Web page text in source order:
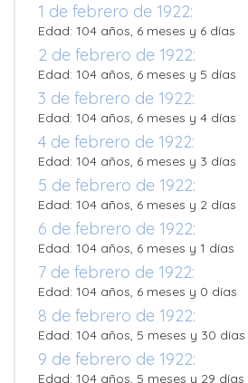
1 de febrero de 1922:
Edad: 104 años, 6 meses y 6 días
2 de febrero de 1922:
Edad: 104 años, 6 meses y 5 días
3 de febrero de 1922:
Edad: 104 años, 6 meses y 4 días
4 de febrero de 1922:
Edad: 104 años, 6 meses y 3 días
5 de febrero de 1922:
Edad: 104 años, 6 meses y 2 días
6 de febrero de 1922:
Edad: 104 años, 6 meses y 1 días
7 de febrero de 1922:
Edad: 104 años, 6 meses y 0 días
8 de febrero de 1922:
Edad: 104 años, 5 meses y 30 días
9 de febrero de 1922:
Edad: 104 años, 5 meses y 29 días